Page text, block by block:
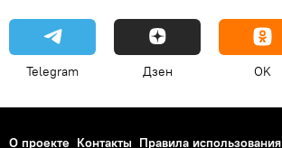
Telegram Дзен OK
О проекте Контакты Правила использования